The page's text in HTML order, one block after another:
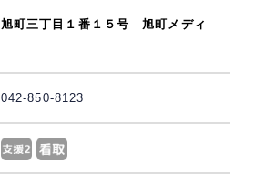
旭町三丁目１番１５号 旭町メディ
042-850-8123